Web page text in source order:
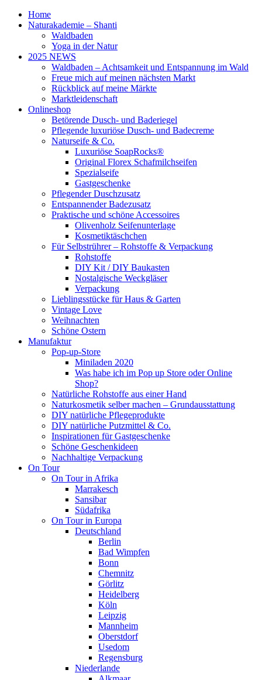
Home
Naturakademie – Shanti
Waldbaden
Yoga in der Natur
2025 NEWS
Waldbaden – Achtsamkeit und Entspannung im Wald
Freue mich auf meinen nächsten Markt
Rückblick auf meine Märkte
Marktleidenschaft
Onlineshop
Betörende Dusch- und Baderiegel
Pflegende luxuriöse Dusch- und Badecreme
Naturseife & Co.
Luxuriöse SoapRocks®
Original Florex Schafmilchseifen
Spezialseife
Gastgeschenke
Pflegender Duschzusatz
Entspannender Badezusatz
Praktische und schöne Accessoires
Olivenholz Seifenunterlage
Kosmetiktäschchen
Für Selbstrührer – Rohstoffe & Verpackung
Rohstoffe
DIY Kit / DIY Baukasten
Nostalgische Weckgläser
Verpackung
Lieblingsstücke für Haus & Garten
Vintage Love
Weihnachten
Schöne Ostern
Manufaktur
Pop-up-Store
Miniladen 2020
Was habe ich im Pop up Store oder Online
Shop?
Natürliche Rohstoffe aus einer Hand
Naturkosmetik selber machen – Grundausstattung
DIY natürliche Pflegeprodukte
DIY natürliche Putzmittel & Co.
Inspirationen für Gastgeschenke
Schöne Geschenkideen
Nachhaltige Verpackung
On Tour
On Tour in Afrika
Marrakesch
Sansibar
Südafrika
On Tour in Europa
Deutschland
Berlin
Bad Wimpfen
Bonn
Chemnitz
Görlitz
Heidelberg
Köln
Leipzig
Mannheim
Oberstdorf
Usedom
Regensburg
Niederlande